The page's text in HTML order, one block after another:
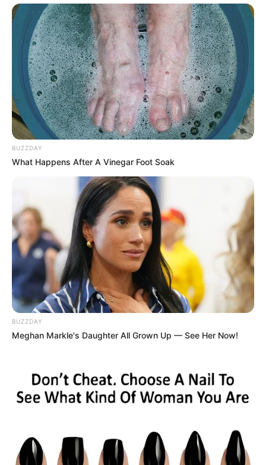
Άκης Σκέρτσος: ‘’ Μην σταματήσουμε να
επενδύουμε στην πρόληψη, η
μεγαλύτερη τιμή στους νεκρούς
πυροσβέστες και πιλότους ‘’
Τραγωδία στο Γουδί: 53χρονη γυναίκα
έχασε τη ζωή της πέφτοντας στο κενό
από τον πέμπτο όροφο πολυκατοικίας
Κύθηρα: Απαγορεύτηκε η πρόσβαση
ασφαλείας – Η ανακοίνωση του Δήμου
Χανιά: Νεκρός 64χρονος άνδρας σε
πισίνα ξενοδοχείου
Δείτε όλες τις τελευταίες Ειδήσεις από την Ελλάδα και
τον Κόσμο, τη στιγμή που συμβαίνουν, στοNewstok.gr
BUZZDAY
What Happens After A Vinegar Foot Soak
BUZZDAY
Meghan Markle's Daughter All Grown Up — See Her Now!